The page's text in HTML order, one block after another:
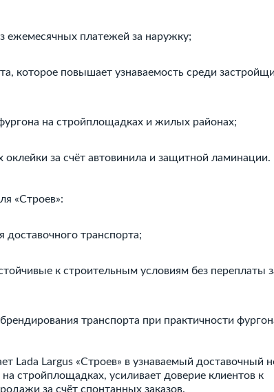
ежемесячных платежей за наружку;
которое повышает узнаваемость среди
на стройплощадках и жилых районах;
за счёт автовинила и защитной ламинации.
«Строев»:
транспорта;
к строительным условиям без переплаты
транспорта при практичности
Lada Largus «Строев» в узнаваемый доставочный
стройплощадках, усиливает доверие клиентов к
за счёт спонтанных заказов.